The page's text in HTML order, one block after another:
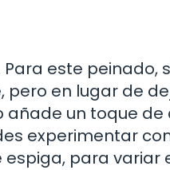
este peinado,
en lugar de
un toque de
experimentar
para variar